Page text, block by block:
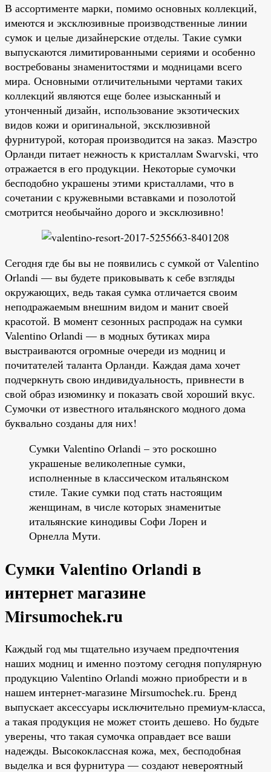
В ассортименте марки, помимо основных коллекций,
имеются и эксклюзивные производственные линии
сумок и целые дизайнерские отделы. Такие сумки
выпускаются лимитированными сериями и особенно
востребованы знаменитостями и модницами всего
мира. Основными отличительными чертами таких
коллекций являются еще более изысканный и
утонченный дизайн, использование экзотических
видов кожи и оригинальной, эксклюзивной
фурнитурой, которая производится на заказ. Маэстро
Орланди питает нежность к кристаллам Swarvski, что
отражается в его продукции. Некоторые сумочки
бесподобно украшены этими кристаллами, что в
сочетании с кружевными вставками и позолотой
смотрится необычайно дорого и эксклюзивно!
Сегодня где бы вы не появились с сумкой от Valentino
Orlandi — вы будете приковывать к себе взгляды
окружающих, ведь такая сумка отличается своим
неподражаемым внешним видом и манит своей
красотой. В момент сезонных распродаж на сумки
Valentino Orlandi — в модных бутиках мира
выстраиваются огромные очереди из модниц и
почитателей таланта Орланди. Каждая дама хочет
подчеркнуть свою индивидуальность, привнести в
свой образ изюминку и показать свой хороший вкус.
Сумочки от известного итальянского модного дома
буквально созданы для них!
Сумки Valentino Orlandi – это роскошно
украшеные великолепные сумки,
исполненные в классическом итальянском
стиле. Такие сумки под стать настоящим
женщинам, в числе которых знаменитые
итальянские кинодивы Софи Лорен и
Орнелла Мути.
Сумки Valentino Orlandi в
интернет магазине
Mirsumochek.ru
Каждый год мы тщательно изучаем предпочтения
наших модниц и именно поэтому сегодня популярную
продукцию Valentino Orlandi можно приобрести и в
нашем интернет-магазине Mirsumochek.ru. Бренд
выпускает аксессуары исключительно премиум-класса,
а такая продукция не может стоить дешево. Но будьте
уверены, что такая сумочка оправдает все ваши
надежды. Высококлассная кожа, мех, бесподобная
выделка и вся фурнитура — создают невероятный